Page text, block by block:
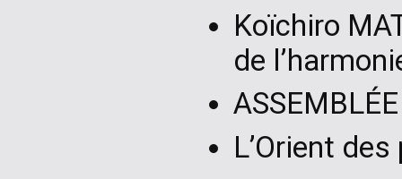
Koïchiro
de
L’Orient